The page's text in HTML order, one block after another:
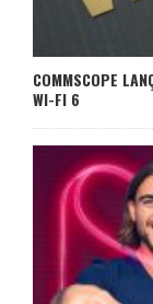
COMMSCOPE
WI-FI 6